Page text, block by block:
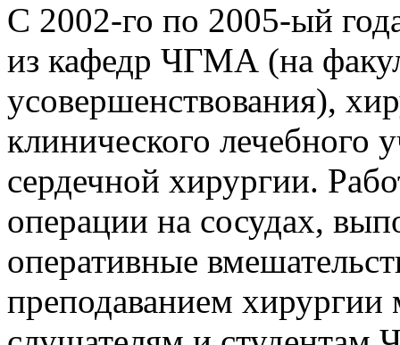
С 2002-го по 2005-ый
из кафедр ЧГМА (на
усовершенствования),
клинического лечебного
сердечной хирургии.
операции на сосудах,
оперативные
преподаванием хирургии